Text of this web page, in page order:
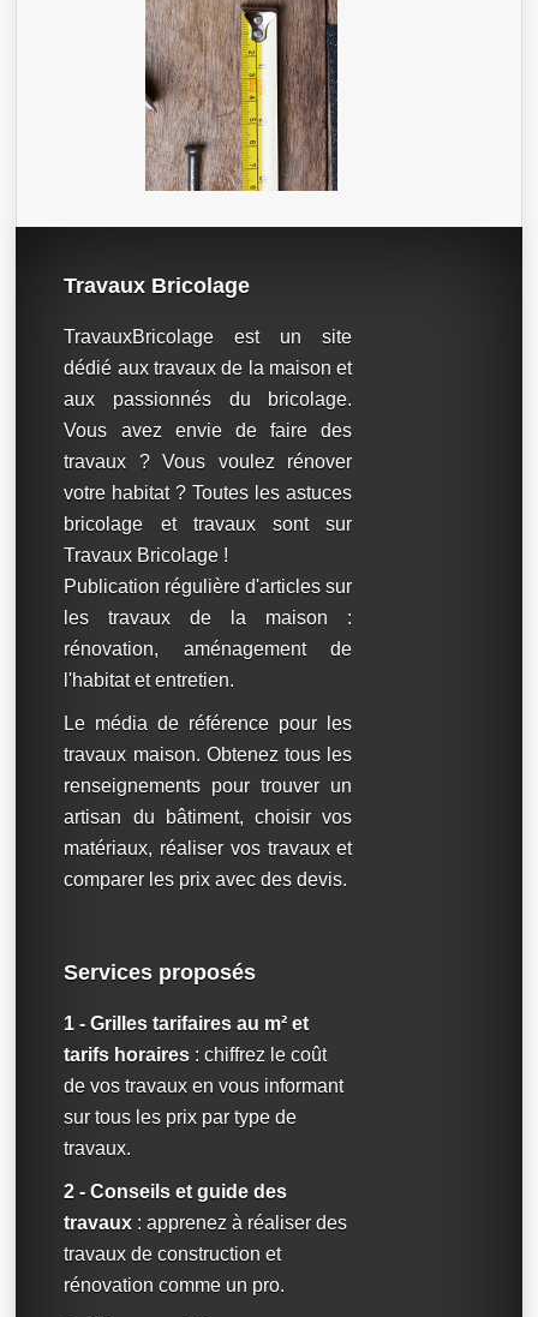
Travaux Bricolage
TravauxBricolage est un site
dédié aux travaux de la maison et
aux passionnés du bricolage.
Vous avez envie de faire des
travaux ? Vous voulez rénover
votre habitat ? Toutes les astuces
bricolage et travaux sont sur
Travaux Bricolage !
Publication régulière d'articles sur
les travaux de la maison :
rénovation, aménagement de
l'habitat et entretien.
Le média de référence pour les
travaux maison. Obtenez tous les
renseignements pour trouver un
artisan du bâtiment, choisir vos
matériaux, réaliser vos travaux et
comparer les prix avec des devis.
Services proposés
1 - Grilles tarifaires au m² et
tarifs horaires : chiffrez le coût
de vos travaux en vous informant
sur tous les prix par type de
travaux.
2 - Conseils et guide des
travaux : apprenez à réaliser des
travaux de construction et
rénovation comme un pro.